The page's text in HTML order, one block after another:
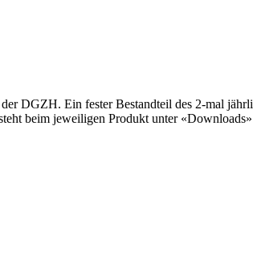
DGZH. Ein fester Bestandteil des 2-mal
beim jeweiligen Produkt unter